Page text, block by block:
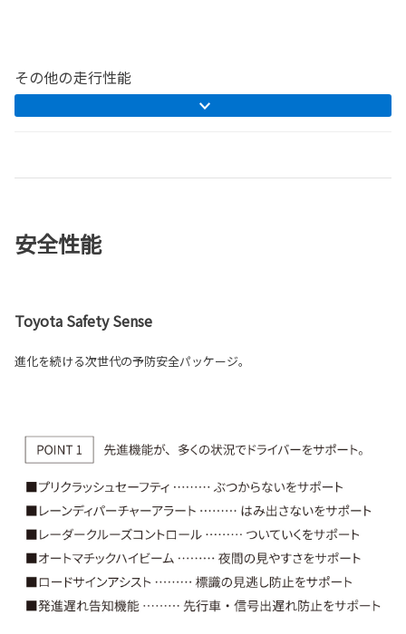
その他の走行性能
安全性能
Toyota Safety Sense
進化を続ける次世代の予防安全パッケージ。